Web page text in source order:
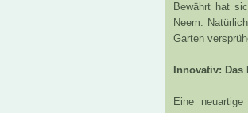
Bewährt hat
Neem.
Garten
Innovativ:
Eine